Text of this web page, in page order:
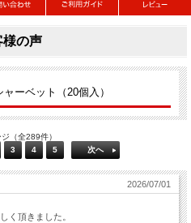
様の声
ーベット（20個入）
（全289件）
3 4 5 次へ
2026/07/01
く頂きました。